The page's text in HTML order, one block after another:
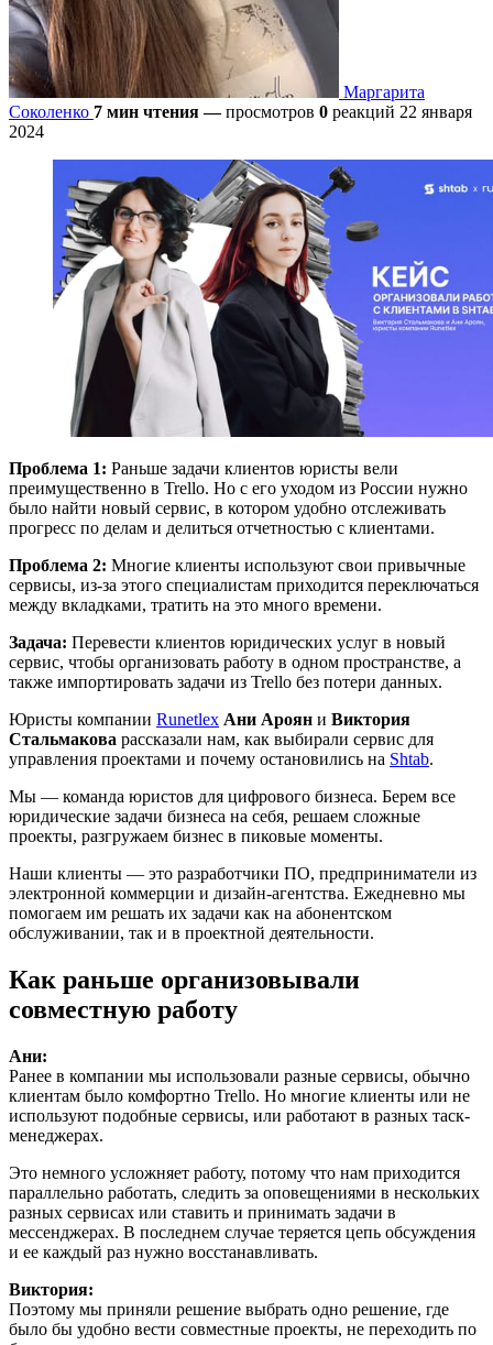
Маргарита
Соколенко 7 мин чтения —просмотров 0 реакций 22 января
2024
Проблема 1: Раньше задачи клиентов юристы вели
преимущественно в Trello. Но с его уходом из России нужно
было найти новый сервис, в котором удобно отслеживать
прогресс по делам и делиться отчетностью с клиентами.
Проблема 2: Многие клиенты используют свои привычные
сервисы, из-за этого специалистам приходится переключаться
между вкладками, тратить на это много времени.
Задача: Перевести клиентов юридических услуг в новый
сервис, чтобы организовать работу в одном пространстве, а
также импортировать задачи из Trello без потери данных.
Юристы компании Runetlex Ани Ароян и Виктория
Стальмакова рассказали нам, как выбирали сервис для
управления проектами и почему остановились на Shtab.
Мы — команда юристов для цифрового бизнеса. Берем все
юридические задачи бизнеса на себя, решаем сложные
проекты, разгружаем бизнес в пиковые моменты.
Наши клиенты — это разработчики ПО, предприниматели из
электронной коммерции и дизайн-агентства. Ежедневно мы
помогаем им решать их задачи как на абонентском
обслуживании, так и в проектной деятельности.
Как раньше организовывали
совместную работу
Ани:
Ранее в компании мы использовали разные сервисы, обычно
клиентам было комфортно Trello. Но многие клиенты или не
используют подобные сервисы, или работают в разных таск-
менеджерах.
Это немного усложняет работу, потому что нам приходится
параллельно работать, следить за оповещениями в нескольких
разных сервисах или ставить и принимать задачи в
мессенджерах. В последнем случае теряется цепь обсуждения
и ее каждый раз нужно восстанавливать.
Виктория:
Поэтому мы приняли решение выбрать одно решение, где
было бы удобно вести совместные проекты, не переходить по